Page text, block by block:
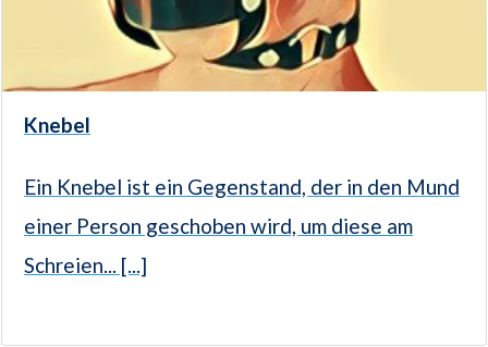
Knebel
Ein Knebel ist ein Gegenstand, der in den Mund
einer Person geschoben wird, um diese am
Schreien... [...]